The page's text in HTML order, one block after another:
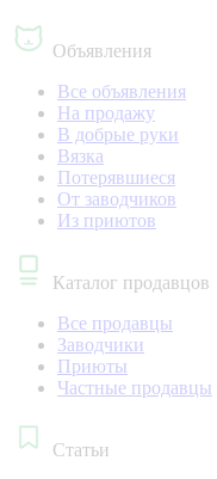
Объявления
Все объявления
На продажу
В добрые руки
Вязка
Потерявшиеся
От заводчиков
Из приютов
Каталог продавцов
Все продавцы
Заводчики
Приюты
Частные продавцы
Статьи